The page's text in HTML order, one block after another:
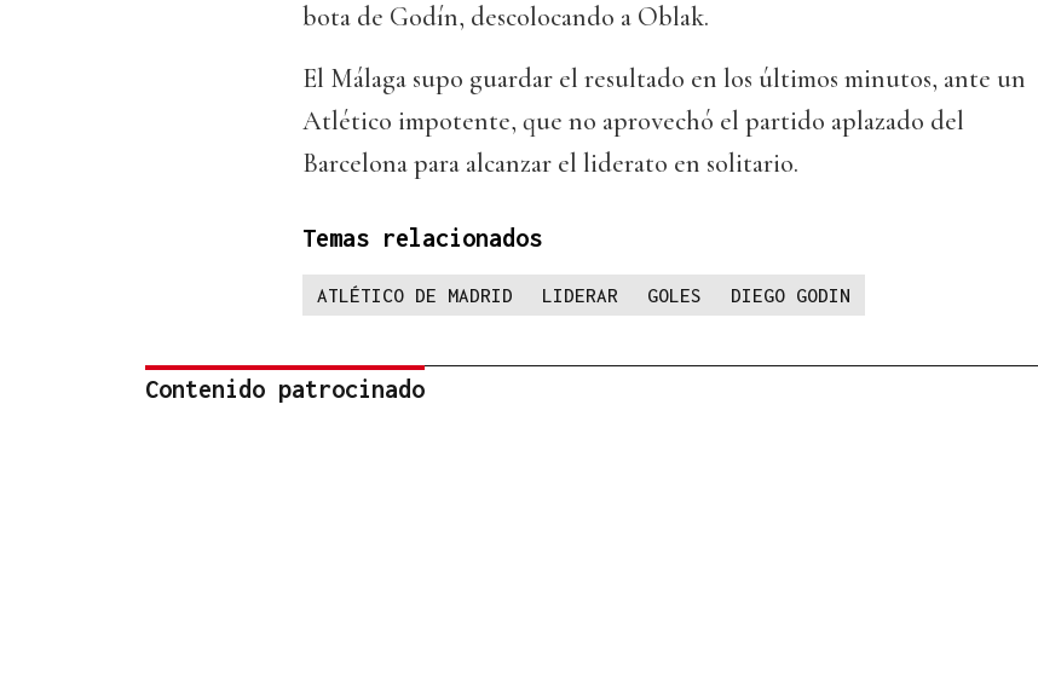
bota de Godín, descolocando a Oblak.
El Málaga supo guardar el resultado en los últimos minutos, ante un
Atlético impotente, que no aprovechó el partido aplazado del
Barcelona para alcanzar el liderato en solitario.
Temas relacionados
ATLÉTICO DE MADRID LIDERAR GOLES DIEGO GODIN
Contenido patrocinado